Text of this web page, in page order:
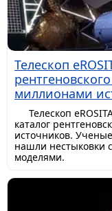
Телескоп
миллионами
Телескоп
каталог
источников.
нашли нестыковки
моделями.